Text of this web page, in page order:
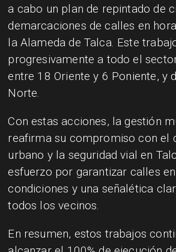
a cabo un plan de repintado de
demarcaciones de calles en
la Alameda de Talca. Este
progresivamente a todo el
entre 18 Oriente y 6 Poniente, y
Norte.
Con estas acciones, la gestión
reafirma su compromiso con el
urbano y la seguridad vial en
esfuerzo por garantizar calles
condiciones y una señalética
todos los vecinos.
En resumen, estos trabajos